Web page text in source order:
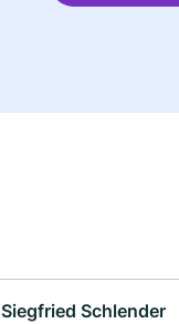
Siegfried Schlender